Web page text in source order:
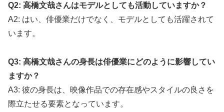
Q2: 高橋文哉さんはモデルとしても活動していますか？
A2: はい、俳優業だけでなく、モデルとしても活躍されて
います。
Q3: 高橋文哉さんの身長は俳優業にどのように影響してい
ますか？
A3: 彼の身長は、映像作品での存在感やスタイルの良さを
際立たせる要素となっています。